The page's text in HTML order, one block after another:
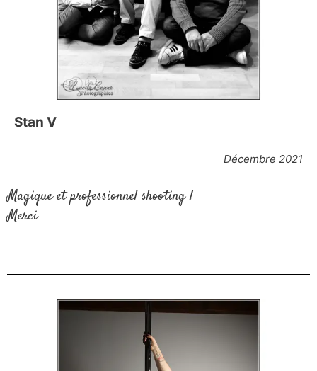
Stan V
Décembre 2021
Magique et professionnel shooting !
Merci